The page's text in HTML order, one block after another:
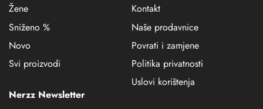
Žene
Sniženo %
Novo
Svi proizvodi
Kontakt
Naše prodavnice
Povrati i zamjene
Politika privatnosti
Uslovi korištenja
Nerzz Newsletter